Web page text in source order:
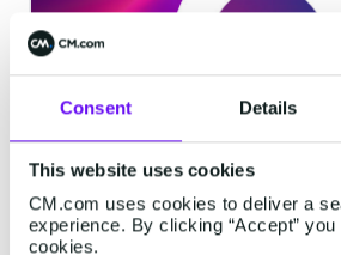
Consent Details
This website uses cookies
CM.com uses cookies to deliver a
experience. By clicking “Accept”
cookies.
CM.com parmi les
entreprises